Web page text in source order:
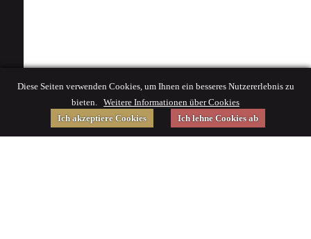
Diese Seiten verwenden Cookies, um Ihnen ein besseres Nutzererlebnis zu
bieten. Weitere Informationen über Cookies
Ich akzeptiere Cookies
Ich lehne Cookies ab